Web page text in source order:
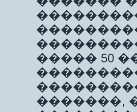
����� 50
�������,